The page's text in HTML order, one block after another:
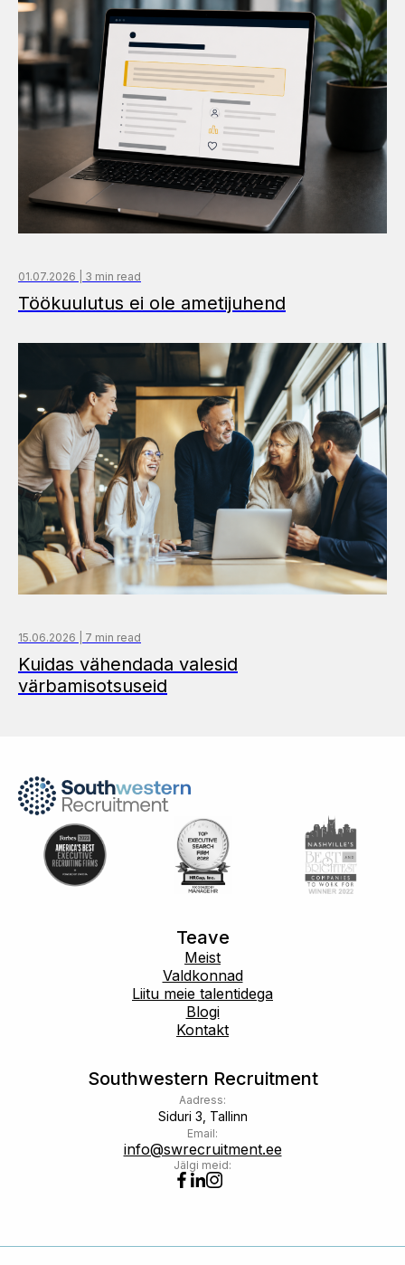
01.07.2026 | 3 min read
Töökuulutus ei ole ametijuhend
15.06.2026 | 7 min read
Kuidas vähendada valesid
värbamisotsuseid
Teave
Meist
Valdkonnad
Liitu meie talentidega
Blogi
Kontakt
Southwestern Recruitment
Aadress:
Siduri 3, Tallinn
Email:
info@swrecruitment.ee
Jälgi meid: